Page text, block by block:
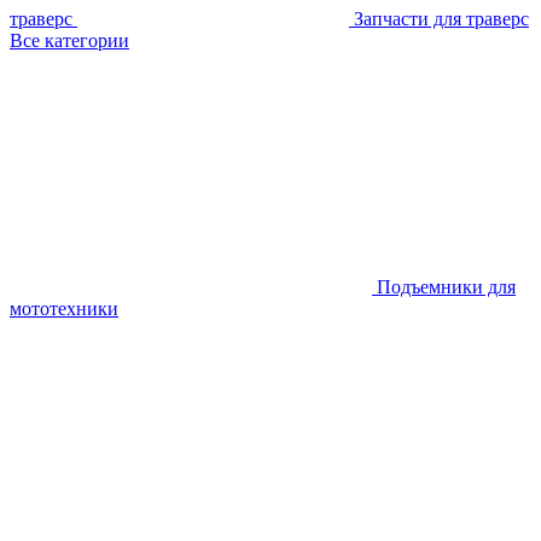
траверс
Запчасти для траверс
Все категории
Подъемники для
мототехники